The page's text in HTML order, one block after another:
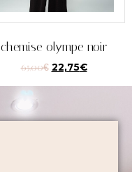
chemise olympe noir
65,00€ 22,75€